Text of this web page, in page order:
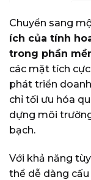
Chuyển sang
ích của tính
trong phần
các mặt tích
phát triển
chỉ tối ưu hóa
dựng môi
bạch.
Với khả năng
thể dễ dàng